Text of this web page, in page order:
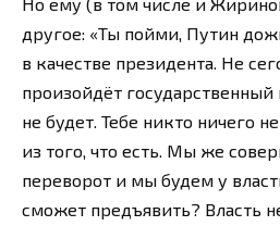
другое: «Ты пойми, Путин
в качестве президента. Не
произойдёт
не будет. Тебе никто ничего
из того, что есть. Мы же
переворот и мы будем у
сможет предъявить? Власть